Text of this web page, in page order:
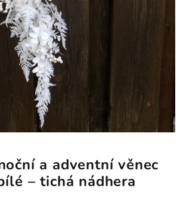
a adventní věnec
– tichá nádhera